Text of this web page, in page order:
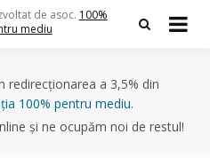
de asoc. 100%
mediu
redirecționarea a 3,5% din
100% pentru mediu.
și ne ocupăm noi de restul!